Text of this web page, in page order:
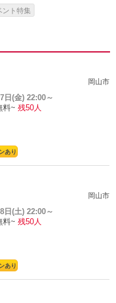
ント特集
岡山市
日(金) 22:00～
料~ 残50人
あり
岡山市
日(土) 22:00～
料~ 残50人
あり